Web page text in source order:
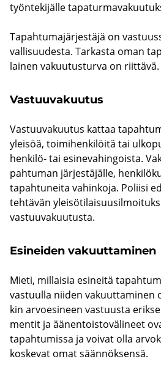
työn­te­ki­jäl­le
Ta­pah­tu­ma­jär­jes­tä­jä on
val­li­suu­des­ta. Tar­kas­ta oman
lai­nen va­kuu­tus­tur­va on riit­tä­vä.
Vas­tuu­va­kuu­tus
Vas­tuu­va­kuu­tus kat­taa
ylei­söä, toi­mi­hen­ki­löi­tä tai
henkilö-​ tai esi­ne­va­hin­gois­ta.
pah­tu­man jär­jes­tä­jäl­le,
ta­pah­tu­nei­ta va­hin­ko­ja. Po­lii­si
teh­tä­vän
vas­tuu­va­kuu­tus­ta.
Esi­nei­den va­kuut­ta­mi­nen
Mieti, mil­lai­sia esi­nei­tä
vas­tuul­la nii­den va­kuut­ta­mi­nen
kin ar­voe­si­neen vas­tuus­ta
men­tit ja ää­nen­tois­to­vä­li­neet
ta­pah­tu­mis­sa ja voi­vat olla
kos­ke­vat omat sään­nök­sen­sä.